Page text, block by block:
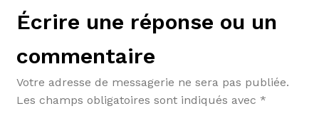
Écrire une réponse ou un
commentaire
Votre adresse de messagerie ne sera pas publiée.
Les champs obligatoires sont indiqués avec *